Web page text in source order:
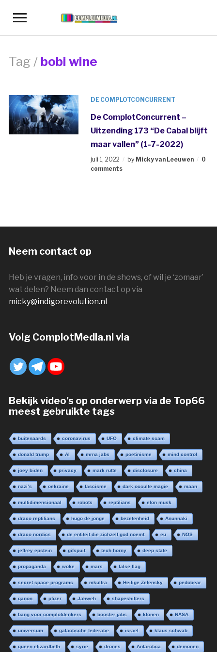
Toggle
navigation
Tag / bobi wine
DE COMPLOTCONCURRENT
De ComplotConcurrent –
Uitzending 173 “De Cabal blijft
maar vallen” (1-7-2022)
juli 1, 2022 by Micky van Leeuwen
0
comments
Neem contact op
Heb je vragen, info voor in de shows, of wil je ‘zomaar’
wat delen? Neem dan contact op via
micky@indigorevolution.nl
Volg ComplotMedia.nl via
Bekijk video’s op onderwerp via de Top66
meest gebruikte tags
buitenaards coronavirus UFO climate scam
donald trump AI mrna jabs poetinisme mind control
joey biden privacy mark rutte disclosure china
nazi’s oekraine fascisme dark occulte magie maan
multidimensionaal robots reptilians elon musk
draco reptilians hugo de jonge bezetenheid Anunnaki
draco nordics de entiteit die zichzelf god noemt eu NOS
jeffrey epstein gifspuit tech horny deep state
propaganda woke mars false flag
secret space programs mkultra Heilige Zelensky pedobear
qanon pfizer Jahweh shapeshifters
bang voor complotdenkers booster jabs klonen NASA
universum galactische federatie israel klaus schwab
queen elizardbeth syrie drones Antarctica demonen